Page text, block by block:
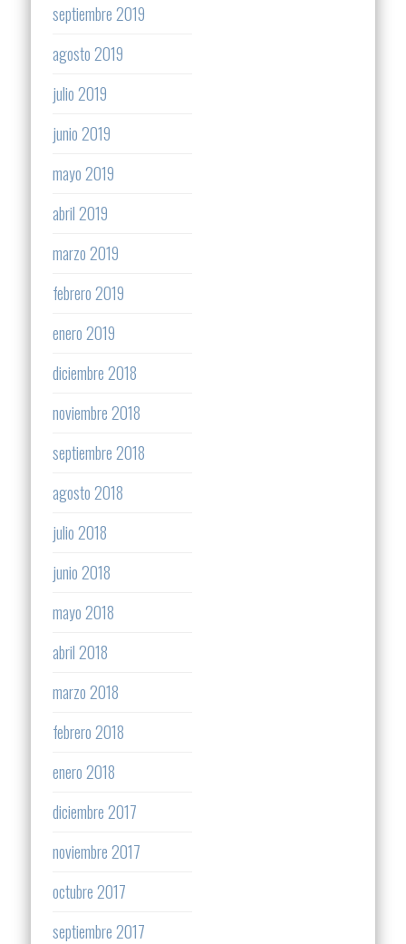
septiembre 2019
agosto 2019
julio 2019
junio 2019
mayo 2019
abril 2019
marzo 2019
febrero 2019
enero 2019
diciembre 2018
noviembre 2018
septiembre 2018
agosto 2018
julio 2018
junio 2018
mayo 2018
abril 2018
marzo 2018
febrero 2018
enero 2018
diciembre 2017
noviembre 2017
octubre 2017
septiembre 2017